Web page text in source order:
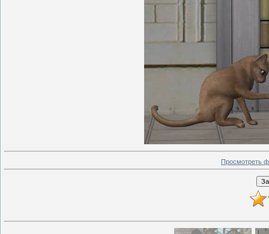
Просмотреть